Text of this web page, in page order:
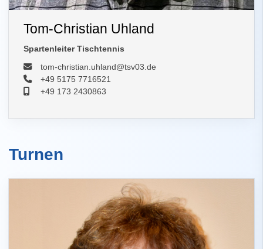
Tom-Christian Uhland
Spartenleiter Tischtennis
tom-christian.uhland@tsv03.de
+49 5175 7716521
+49 173 2430863
Turnen